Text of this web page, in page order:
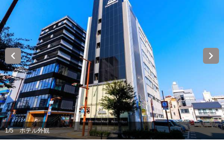
1/5 ホテル外観